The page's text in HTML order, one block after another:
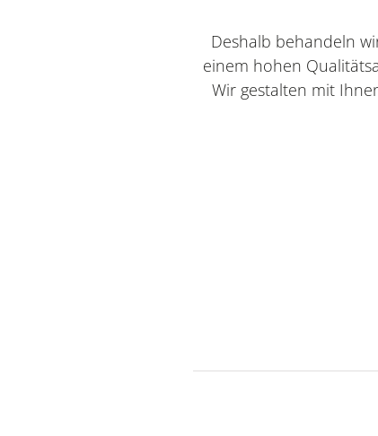
Deshalb behandeln
einem hohen
Wir gestalten mit